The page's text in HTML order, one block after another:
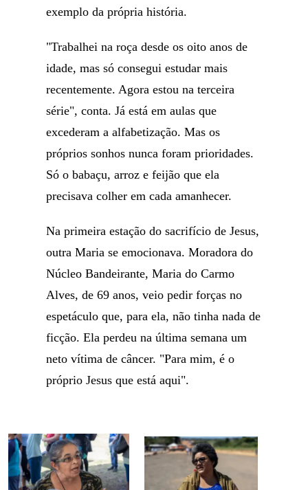
exemplo da própria história.
"Trabalhei na roça desde os oito anos de
idade, mas só consegui estudar mais
recentemente. Agora estou na terceira
série", conta. Já está em aulas que
excederam a alfabetização. Mas os
próprios sonhos nunca foram prioridades.
Só o babaçu, arroz e feijão que ela
precisava colher em cada amanhecer.
Na primeira estação do sacrifício de Jesus,
outra Maria se emocionava. Moradora do
Núcleo Bandeirante, Maria do Carmo
Alves, de 69 anos, veio pedir forças no
espetáculo que, para ela, não tinha nada de
ficção. Ela perdeu na última semana um
neto vítima de câncer. "Para mim, é o
próprio Jesus que está aqui".